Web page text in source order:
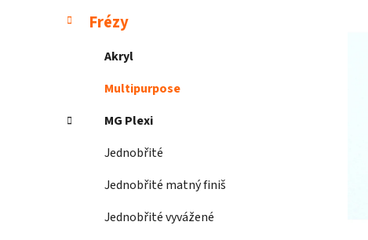
P
a
Přeskočit
kategorie
K
a
r
Frézy
Akryl
Multipurpose
MG Plexi
Jednobřité
Jednobřité matný finiš
Jednobřité vyvážené